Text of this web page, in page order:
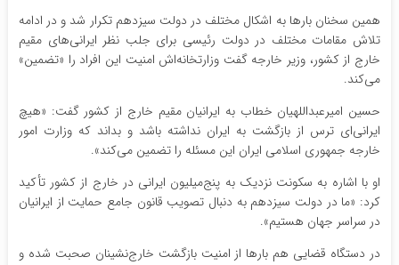
همین سخنان بارها به اشکال مختلف در دولت سیزدهم تکرار شد و در ادامه
تلاش مقامات مختلف در دولت رئیسی برای جلب نظر ایرانی‌های مقیم
خارج از کشور، وزیر خارجه گفت ‌وزارتخانه‌اش امنیت این افراد را «تضمین»
می‌کند.
حسین امیرعبداللهیان خطاب به ایرانیان مقیم خارج از کشور گفت: «هیچ
ایرانی‌ای ترس از بازگشت به ایران نداشته باشد و بداند که وزارت امور
خارجه جمهوری اسلامی ایران این مسئله را تضمین می‌کند».
او با اشاره به سکونت نزدیک به پنج‌میلیون ایرانی در خارج از کشور تأکید
کرد: «ما در دولت سیزدهم به دنبال تصویب قانون جامع حمایت از ایرانیان
در سراسر جهان هستیم».
در دستگاه قضایی هم بارها از امنیت بازگشت خارج‌نشینان صحبت شده و